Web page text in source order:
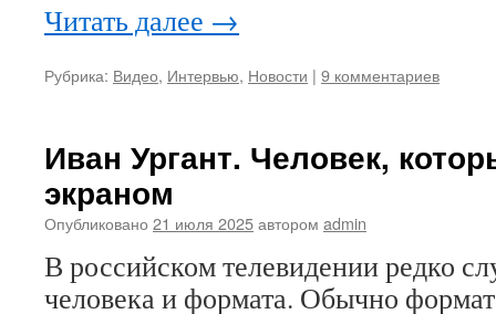
Читать далее →
Рубрика: Видео, Интервью, Новости | 9 комментариев
Иван Ургант. Человек,
экраном
Опубликовано 21 июля 2025автором admin
В российском телевидении редко
человека и формата. Обычно